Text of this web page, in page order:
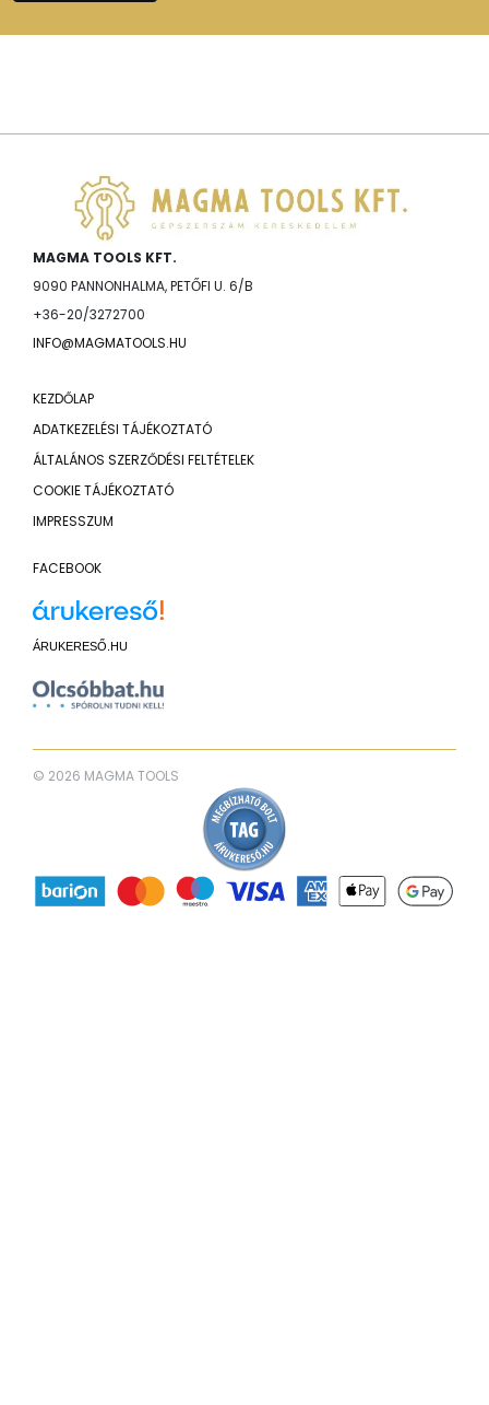
MAGMA TOOLS KFT.
9090 PANNONHALMA, PETŐFI U. 6/B
+36-20/3272700
INFO@MAGMATOOLS.HU
KEZDŐLAP
ADATKEZELÉSI TÁJÉKOZTATÓ
ÁLTALÁNOS SZERZŐDÉSI FELTÉTELEK
COOKIE TÁJÉKOZTATÓ
IMPRESSZUM
FACEBOOK
ÁRUKERESŐ.HU
© 2026 MAGMA TOOLS